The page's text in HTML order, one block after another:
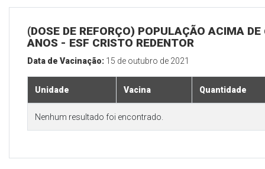
(DOSE DE REFORÇO) POPULAÇÃO ACIMA DE
ANOS - ESF CRISTO REDENTOR
Data de Vacinação: 15 de outubro de 2021
Unidade Vacina Quantidade
Nenhum resultado foi encontrado.